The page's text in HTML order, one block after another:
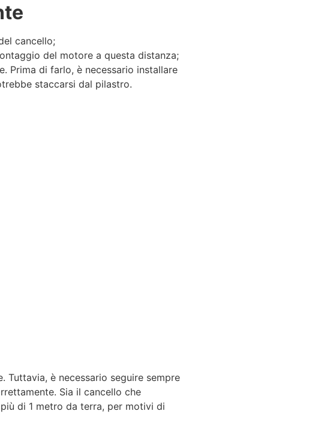
cancello;
del motore a questa distanza;
Prima di farlo, è necessario installare
staccarsi dal pilastro.
è necessario seguire sempre
Sia il cancello che
di 1 metro da terra, per motivi di